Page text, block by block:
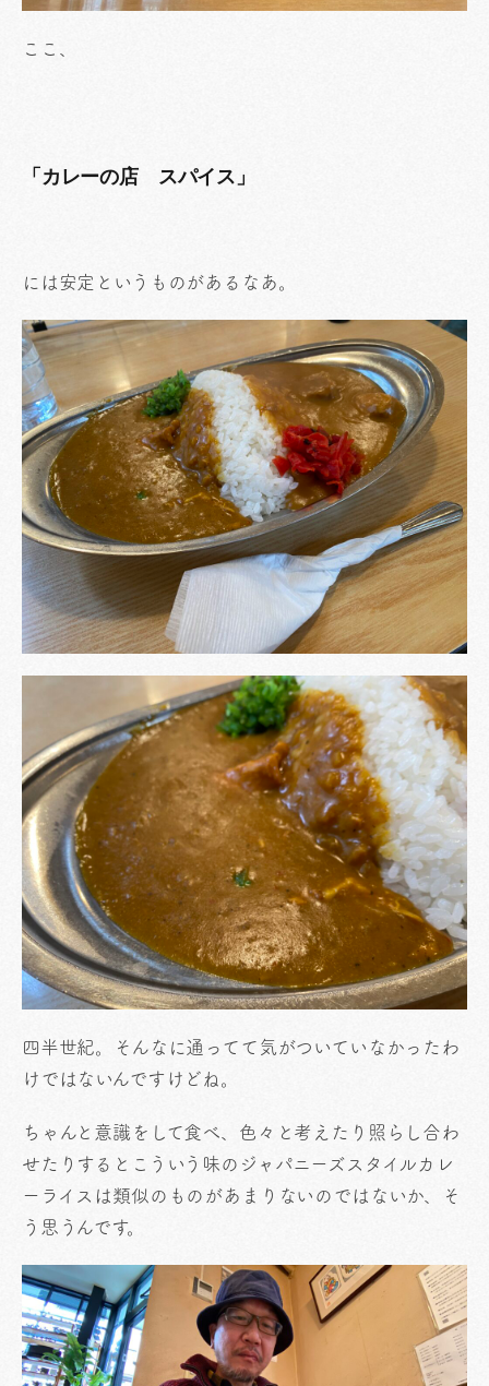
ここ、
「カレーの店 スパイス」
には安定というものがあるなあ。
四半世紀。そんなに通ってて気がついていなかったわ
けではないんですけどね。
ちゃんと意識をして食べ、色々と考えたり照らし合わ
せたりするとこういう味のジャパニーズスタイルカレ
ーライスは類似のものがあまりないのではないか、そ
う思うんです。